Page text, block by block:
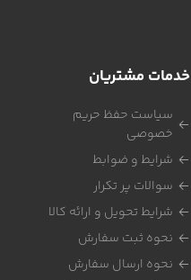
خدمات مشتریان
سیاست حفظ حریم
خصوصی
شرایط و ضوابط
سوالات پر تکرار
شرایط تحویل و ارائه کالا
نحوه ثبت سفارش
نحوه ارسال سفارش